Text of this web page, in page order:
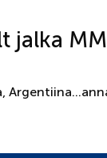
jalka